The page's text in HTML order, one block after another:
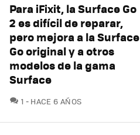
Para iFixit, la Surface Go
2 es difícil de reparar,
pero mejora a la Surface
Go original y a otros
modelos de la gama
Surface
1 COMENTARIOS
HACE 6 AÑOS